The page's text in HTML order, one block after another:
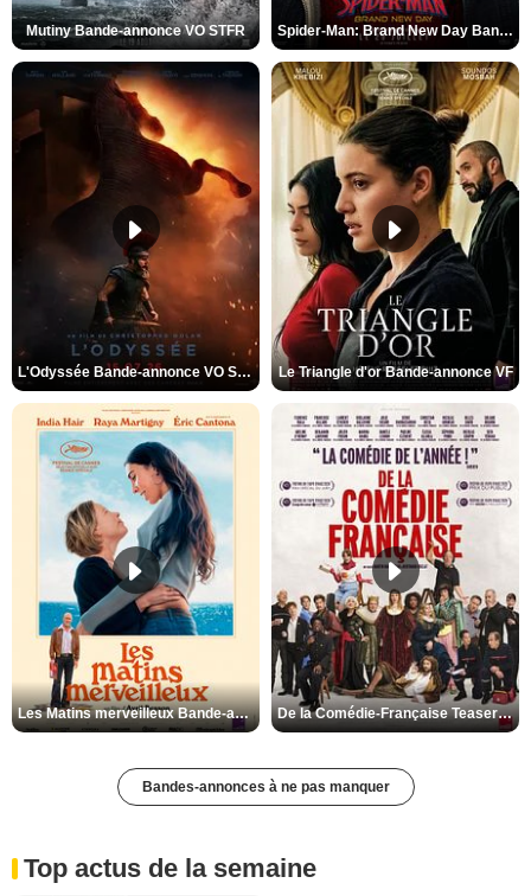
Mutiny Bande-annonce VO STFR Spider-Man: Brand New Day Bande-annonce VO STFR
L'Odyssée Bande-annonce VO STFR Le Triangle d'or Bande-annonce VF
Les Matins merveilleux Bande-annonce VF De la Comédie-Française Teaser VF
Bandes-annonces à ne pas manquer
Top actus de la semaine